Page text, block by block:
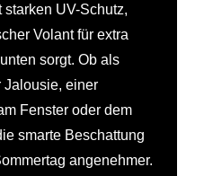
starken UV-Schutz,
Volant für extra
sorgt. Ob als
Jalousie, einer
Fenster oder dem
smarte Beschattung
angenehmer.